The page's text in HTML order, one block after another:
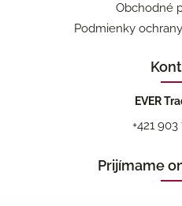
Obchodné
Podmienky
EVER
+421 903
Prijímame